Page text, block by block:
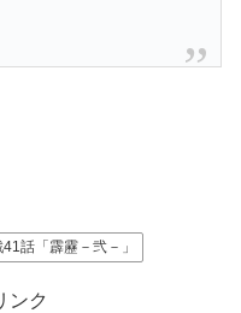
話「霹靂－弐－」
ンク